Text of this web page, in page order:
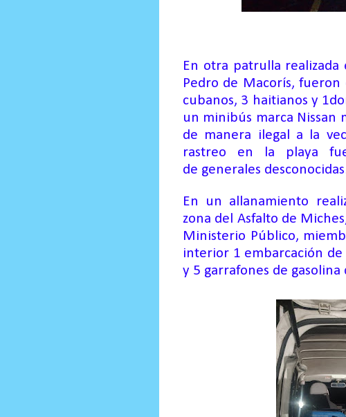
En otra patrulla realizada
Pedro de Macorís, fueron
cubanos, 3 haitianos y 1
un minibús marca Nissan
de manera ilegal a la
rastreo en la playa
de generales desconocidas
En un allanamiento
zona del Asfalto de
Ministerio Público, m
interior 1 embarcación
y 5 garrafones de gasolina